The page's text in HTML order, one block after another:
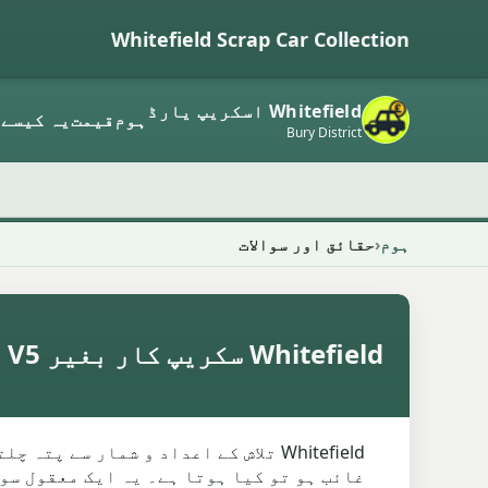
Whitefield Scrap Car Collection
Whitefield اسکریپ یارڈ
Bury District ہومقیمتیہ
ہوم حقائق اور سوالات
Whitefield سکریپ کار بغیر V5 اور DVLA حقائق